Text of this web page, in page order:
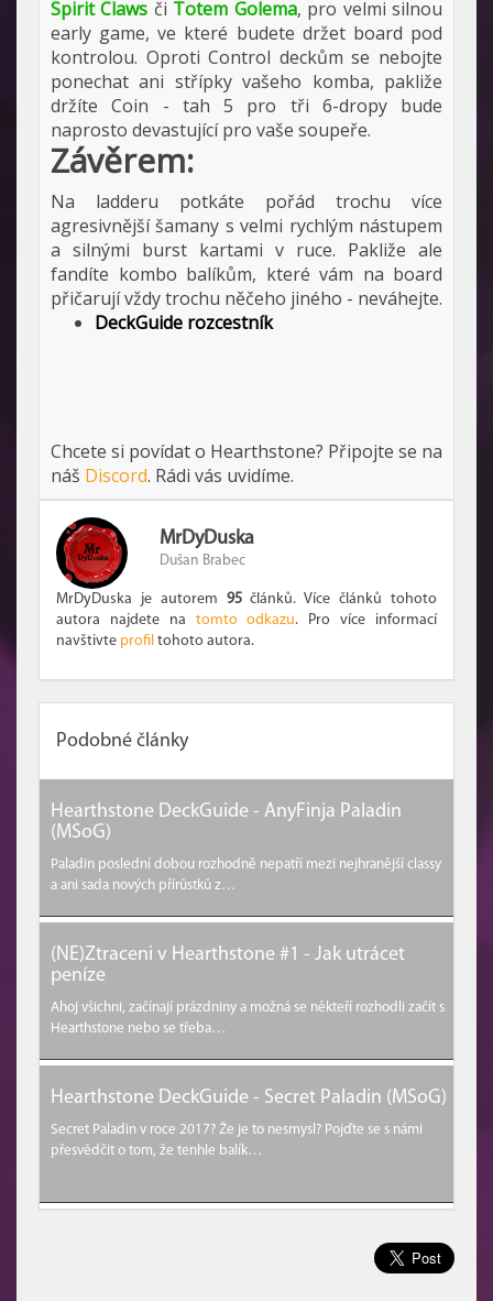
Spirit Claws či Totem Golema, pro velmi silnou
early game, ve které budete držet board pod
kontrolou. Oproti Control deckům se nebojte
ponechat ani střípky vašeho komba, pakliže
držíte Coin - tah 5 pro tři 6-dropy bude
naprosto devastující pro vaše soupeře.
Závěrem:
Na ladderu potkáte pořád trochu více
agresivnější šamany s velmi rychlým nástupem
a silnými burst kartami v ruce. Pakliže ale
fandíte kombo balíkům, které vám na board
přičarují vždy trochu něčeho jiného - neváhejte.
DeckGuide rozcestník
Chcete si povídat o Hearthstone? Připojte se na
náš Discord. Rádi vás uvidíme.
MrDyDuska
Dušan Brabec
MrDyDuska je autorem 95článků. Více článků tohoto
autora najdete na tomto odkazu. Pro více informací
navštivte profil tohoto autora.
Podobné články
Hearthstone DeckGuide - AnyFinja Paladin
(MSoG)
Paladin poslední dobou rozhodně nepatří mezi nejhranější classy
a ani sada nových přírůstků z…
(NE)Ztraceni v Hearthstone #1 - Jak utrácet
peníze
Ahoj všichni, začínají prázdniny a možná se někteří rozhodli začít s
Hearthstone nebo se třeba…
Hearthstone DeckGuide - Secret Paladin (MSoG)
Secret Paladin v roce 2017? Že je to nesmysl? Pojďte se s námi
přesvědčit o tom, že tenhle balík…